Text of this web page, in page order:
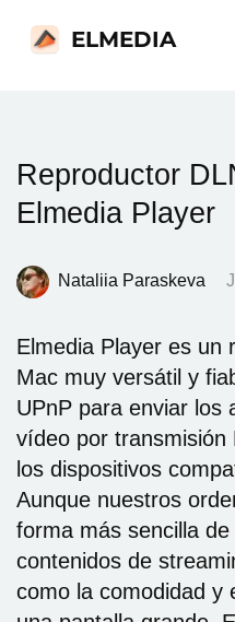
ELMEDIA
Reproductor
Elmedia Player
Nataliia Paraskeva
Elmedia Player es un
Mac muy versátil y
UPnP para enviar los
vídeo por transmisión
los dispositivos
Aunque nuestros
forma más sencilla
contenidos de
como la comodidad y